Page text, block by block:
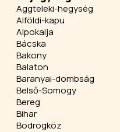
Aggteleki-hegység
Alföldi-kapu
Alpokalja
Bácska
Bakony
Balaton
Baranyai-dombság
Belső-Somogy
Bereg
Bihar
Bodrogköz